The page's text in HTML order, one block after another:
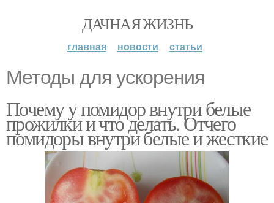
ДАЧНАЯ ЖИЗНЬ
главная новости статьи
Методы для ускорения
Почему у помидор внутри белые
прожилки и что делать. Отчего
помидоры внутри белые и жесткие